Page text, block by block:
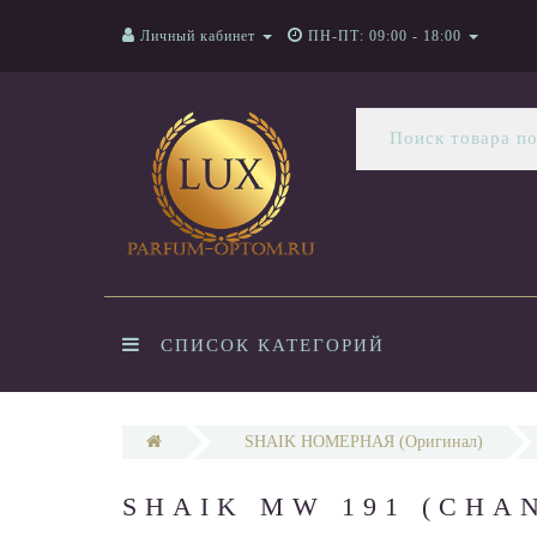
Личный кабинет ПН-ПТ: 09:00 - 18:00
СПИСОК КАТЕГОРИЙ
SHAIK НОМЕРНАЯ (Оригинал)
SHAIK MW 191